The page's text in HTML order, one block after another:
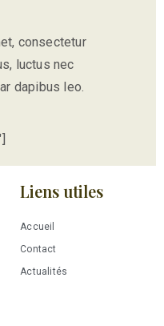
consectetur
luctus nec
dapibus leo.
Liens utiles
Accueil
Contact
Actualités